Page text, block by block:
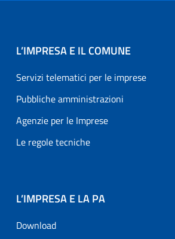
L’IMPRESA E IL COMUNE
Servizi telematici per le imprese
Pubbliche amministrazioni
Agenzie per le Imprese
Le regole tecniche
L’IMPRESA E LA PA
Download